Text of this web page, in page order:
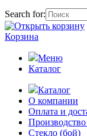
Search for:
Корзина
Меню
Каталог
Каталог
О компании
Оплата и
Стекло (бой)